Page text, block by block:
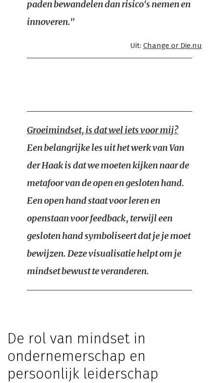
paden bewandelen dan risico's nemen en
innoveren."
Uit: Change or Die.nu
Groeimindset, is dat wel iets voor mij?
Een belangrijke les uit het werk van Van
der Haak is dat we moeten kijken naar de
metafoor van de open en gesloten hand.
Een open hand staat voor leren en
openstaan voor feedback, terwijl een
gesloten hand symboliseert dat je je moet
bewijzen. Deze visualisatie helpt om je
mindset bewust te veranderen.
De rol van mindset in
ondernemerschap en
persoonlijk leiderschap